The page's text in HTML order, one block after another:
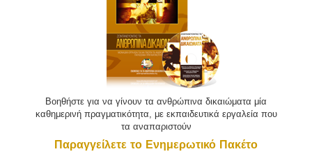
Βοηθήστε για να γίνουν τα ανθρώπινα δικαιώματα μία
καθημερινή πραγματικότητα, με εκπαιδευτικά εργαλεία που
τα αναπαριστούν
Παραγγείλετε το Ενημερωτικό Πακέτο